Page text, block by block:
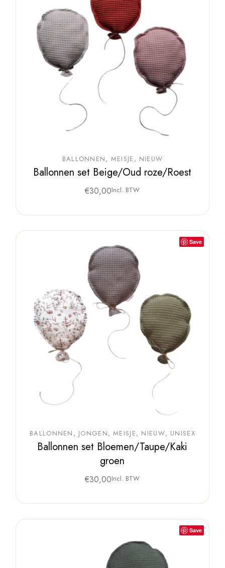
BALLONNEN MEISJE NIEUW
Ballonnen set Beige/Oud roze/Roest
€30,00Incl. BTW
Save
BALLONNEN JONGEN MEISJE NIEUW UNISEX
Ballonnen set Bloemen/Taupe/Kaki
groen
€30,00Incl. BTW
Save